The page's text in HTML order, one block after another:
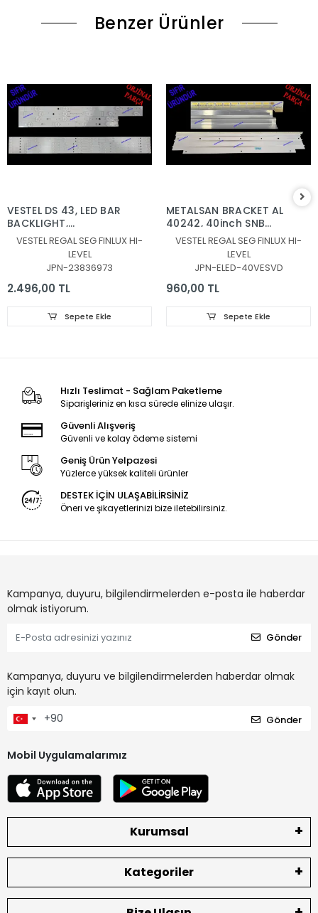
Benzer Ürünler
VESTEL DS 43, LED BAR
BACKLIGHT,
JL.D430B1330-078AS-
M_V04, JL.D430B1330-
078BS-M_V03,
30108746CA11 ,
30108747CB11
VESTEL REGAL SEG FINLUX HI-
LEVEL
JPN-23836973
2.496,00 TL
Sepete Ekle
METALSAN BRACKET AL
40242, 40inch SNB
7020PKG 60EA REV0.6
131219, 30080939
VESTEL REGAL SEG FINLUX HI-
LEVEL
JPN-ELED-40VESVD
960,00 TL
Sepete Ekle
Hızlı Teslimat - Sağlam Paketleme
Siparişleriniz en kısa sürede elinize ulaşır.
Güvenli Alışveriş
Güvenli ve kolay ödeme sistemi
Geniş Ürün Yelpazesi
Yüzlerce yüksek kaliteli ürünler
DESTEK İÇİN ULAŞABİLİRSİNİZ
Öneri ve şikayetlerinizi bize iletebilirsiniz.
Kampanya, duyuru, bilgilendirmelerden e-posta ile haberdar
olmak istiyorum.
Gönder
Kampanya, duyuru ve bilgilendirmelerden haberdar olmak
için kayıt olun.
Gönder
Mobil Uygulamalarımız
Kurumsal
Kategoriler